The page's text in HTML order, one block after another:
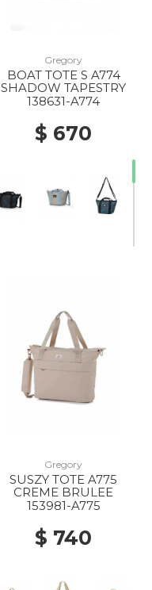
Gregory
BOAT TOTE S A774
SHADOW TAPESTRY
138631-A774
$ 670
Gregory
SUSZY TOTE A775
CREME BRULEE
153981-A775
$ 740